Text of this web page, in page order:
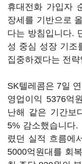
휴대전화 가입자
장세를 기반으로
다는 방침입니다.
성 중심 성장 기조
집중하겠다는 전
SK텔레콤은 7일
영업이익 5376억
난해 같은 기간보
5% 감소했습니다
렸던 실적 흐름에
5000억원대를 회